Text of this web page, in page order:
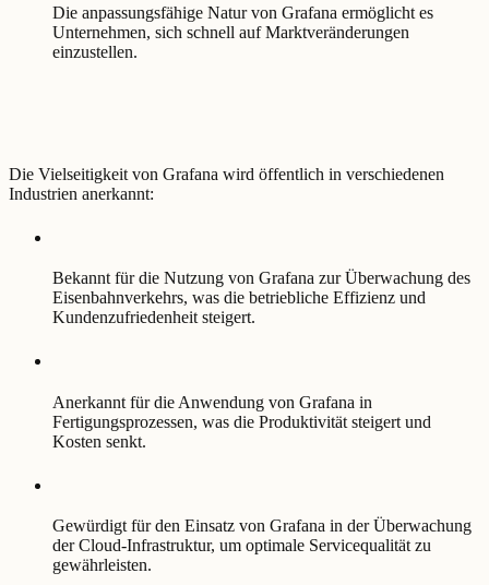
Die anpassungsfähige Natur von Grafana ermöglicht es
Unternehmen, sich schnell auf Marktveränderungen
einzustellen.
Die Vielseitigkeit von Grafana wird öffentlich in verschiedenen
Industrien anerkannt:
Bekannt für die Nutzung von Grafana zur Überwachung des
Eisenbahnverkehrs, was die betriebliche Effizienz und
Kundenzufriedenheit steigert.
Anerkannt für die Anwendung von Grafana in
Fertigungsprozessen, was die Produktivität steigert und
Kosten senkt.
Gewürdigt für den Einsatz von Grafana in der Überwachung
der Cloud-Infrastruktur, um optimale Servicequalität zu
gewährleisten.